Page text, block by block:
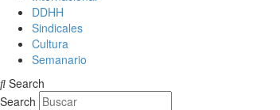
DDHH
Sindicales
Cultura
Semanario
Search
Search